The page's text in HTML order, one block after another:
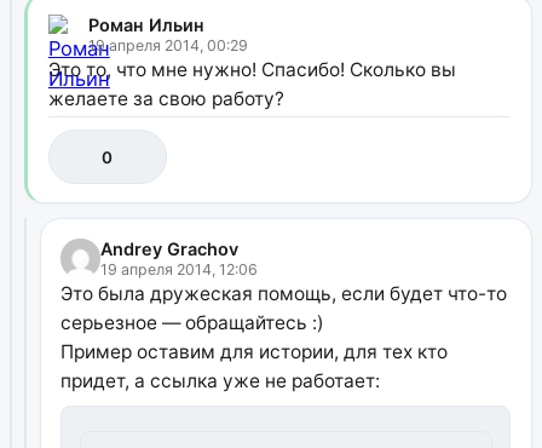
Роман Ильин
19 апреля 2014, 00:29
Это то, что мне нужно! Спасибо! Сколько вы
желаете за свою работу?
0
Andrey Grachov
19 апреля 2014, 12:06
Это была дружеская помощь, если будет что-то
серьезное — обращайтесь :)
Пример оставим для истории, для тех кто
придет, а ссылка уже не работает: